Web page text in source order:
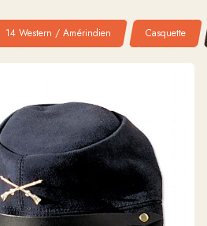
14 Western / Amérindien Casquette